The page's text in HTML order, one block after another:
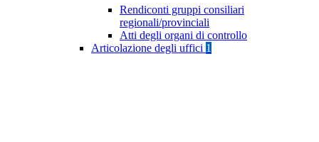
Rendiconti gruppi consiliari
regionali/provinciali
Atti degli organi di controllo
Articolazione degli uffici 1